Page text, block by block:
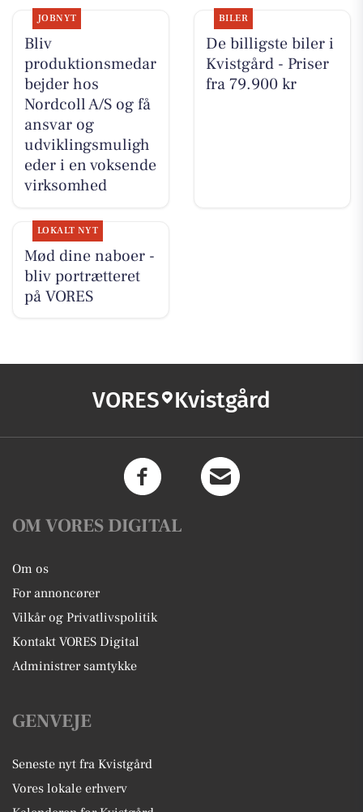
JOBNYT
Bliv
produktionsmedar
bejder hos
Nordcoll A/S og få
ansvar og
udviklingsmuligh
eder i en voksende
virksomhed
BILER
De billigste biler i
Kvistgård - Priser
fra 79.900 kr
LOKALT NYT
Mød dine naboer -
bliv portrætteret
på VORES
VORES Kvistgård
OM VORES DIGITAL
Om os
For annoncører
Vilkår og Privatlivspolitik
Kontakt VORES Digital
Administrer samtykke
GENVEJE
Seneste nyt fra Kvistgård
Vores lokale erhverv